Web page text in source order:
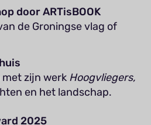
door ARTisBOOK
de Groningse vlag of
zijn werk Hoogvliegers,
en het landschap.
2025